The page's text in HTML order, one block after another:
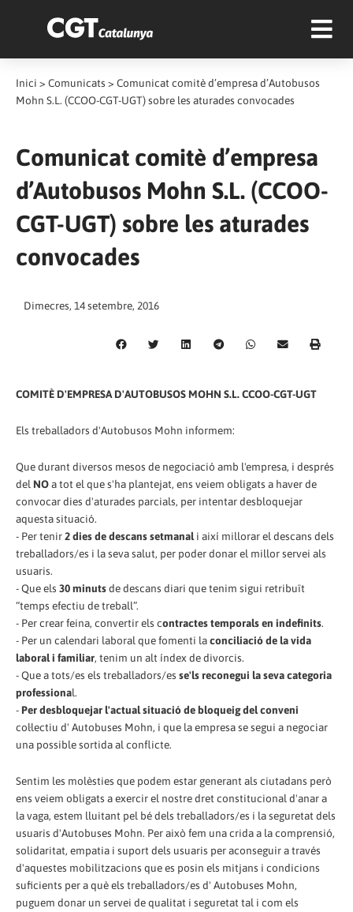
Inici > Comunicats > Comunicat comitè d’empresa d’Autobusos
Mohn S.L. (CCOO-CGT-UGT) sobre les aturades convocades
Comunicat comitè d’empresa
d’Autobusos Mohn S.L. (CCOO-
CGT-UGT) sobre les aturades
convocades
Dimecres, 14 setembre, 2016
COMITÈ D'EMPRESA D'AUTOBUSOS MOHN S.L. CCOO-CGT-UGT
Els treballadors d'Autobusos Mohn informem:
Que durant diversos mesos de negociació amb l'empresa, i després
del NOa tot el que s'ha plantejat, ens veiem obligats a haver de
convocar dies d'aturades parcials, per intentar desbloquejar
aquesta situació.
- Per tenir2 dies de descans setmanal i així millorar el descans dels
treballadors/es i la seva salut, per poder donar el millor servei als
usuaris.
- Que els 30 minutsde descans diari que tenim sigui retribuït
“temps efectiu de treball”.
- Per crear feina, convertir els contractes temporals en indefinits.
- Per un calendari laboral que fomenti laconciliació de la vida
laboral i familiar, tenim un alt índex de divorcis.
- Que a tots/es els treballadors/es se'ls reconegui la seva categoria
professional.
- Per desbloquejar l'actual situació de bloqueig del conveni
col·lectiu d' Autobuses Mohn, i que la empresa se segui a negociar
una possible sortida al conflicte.
Sentim les molèsties que podem estar generant als ciutadans però
ens veiem obligats a exercir el nostre dret constitucional d'anar a
la vaga, estem lluitant pel bé dels treballadors/es i la seguretat dels
usuaris d'Autobuses Mohn. Per això fem una crida a la comprensió,
solidaritat, empatia i suport dels usuaris per aconseguir a través
d'aquestes mobilitzacions que es posin els mitjans i condicions
suficients per a què els treballadors/es d' Autobuses Mohn,
puguem donar un servei de qualitat i seguretat tal i com els